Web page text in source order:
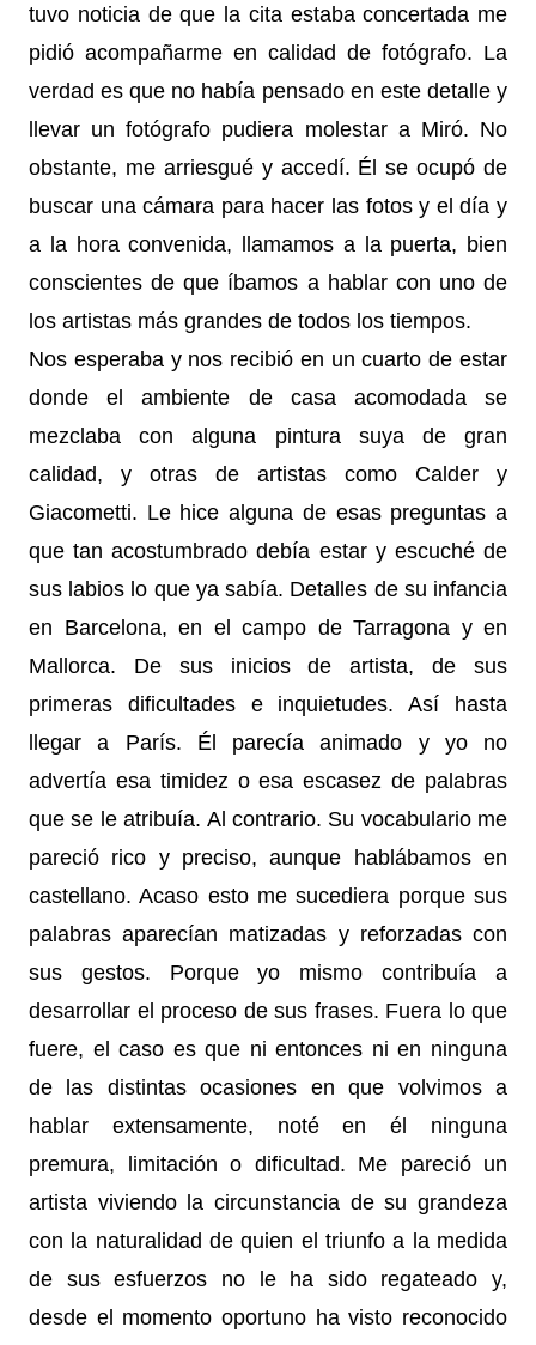
tuvo noticia de que la cita estaba concertada me
pidió acompañarme en calidad de fotógrafo. La
verdad es que no había pensado en este detalle y
llevar un fotógrafo pudiera molestar a Miró. No
obstante, me arriesgué y accedí. Él se ocupó de
buscar una cámara para hacer las fotos y el día y
a la hora convenida, llamamos a la puerta, bien
conscientes de que íbamos a hablar con uno de
los artistas más grandes de todos los tiempos.
Nos esperaba y nos recibió en un cuarto de estar
donde el ambiente de casa acomodada se
mezclaba con alguna pintura suya de gran
calidad, y otras de artistas como Calder y
Giacometti. Le hice alguna de esas preguntas a
que tan acostumbrado debía estar y escuché de
sus labios lo que ya sabía. Detalles de su infancia
en Barcelona, en el campo de Tarragona y en
Mallorca. De sus inicios de artista, de sus
primeras dificultades e inquietudes. Así hasta
llegar a París. Él parecía animado y yo no
advertía esa timidez o esa escasez de palabras
que se le atribuía. Al contrario. Su vocabulario me
pareció rico y preciso, aunque hablábamos en
castellano. Acaso esto me sucediera porque sus
palabras aparecían matizadas y reforzadas con
sus gestos. Porque yo mismo contribuía a
desarrollar el proceso de sus frases. Fuera lo que
fuere, el caso es que ni entonces ni en ninguna
de las distintas ocasiones en que volvimos a
hablar extensamente, noté en él ninguna
premura, limitación o dificultad. Me pareció un
artista viviendo la circunstancia de su grandeza
con la naturalidad de quien el triunfo a la medida
de sus esfuerzos no le ha sido regateado y,
desde el momento oportuno ha visto reconocido